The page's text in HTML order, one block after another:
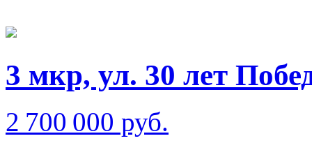
3 мкр, ул. 30 лет
2 700 000 руб.